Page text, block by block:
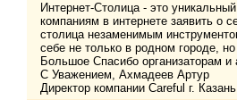
Интернет-Столица - это
компаниям в интернете заявить о
столица незаменимым
себе не только в родном городе,
Большое Спасибо организаторам и
С Уважением, Ахмадеев Артур
Директор компании Careful г. Казань